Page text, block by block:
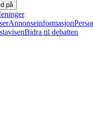
på
Annonseinformasjon
Bidra til debatten